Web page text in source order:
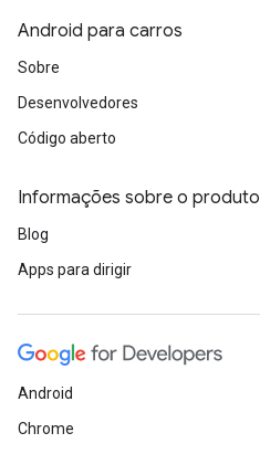
Android para carros
Sobre
Desenvolvedores
Código aberto
Informações sobre o produto
Blog
Apps para dirigir
Android
Chrome